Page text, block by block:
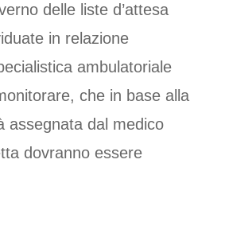
delle liste d’attesa
in relazione
ambulatoriale
che in base alla
assegnata dal medico
dovranno essere